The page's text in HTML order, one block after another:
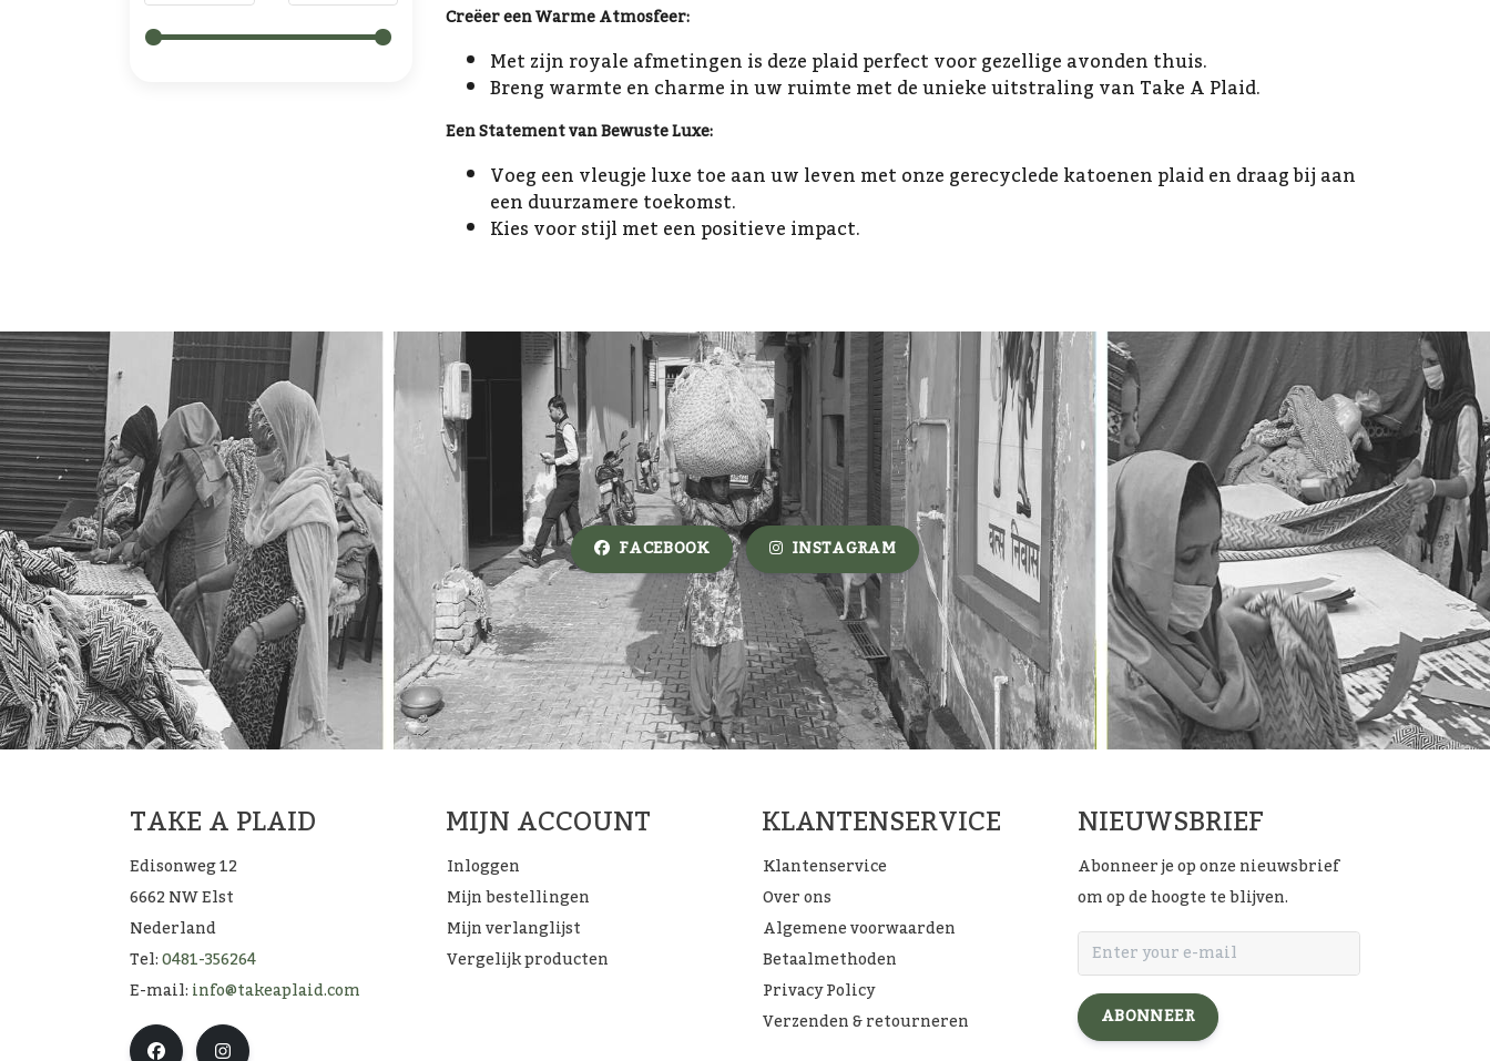
Creëer een Warme Atmosfeer:
Met zijn royale afmetingen is deze plaid perfect voor gezellige avonden thuis.
Breng warmte en charme in uw ruimte met de unieke uitstraling van Take A Plaid.
Een Statement van Bewuste Luxe:
Voeg een vleugje luxe toe aan uw leven met onze gerecyclede katoenen plaid en draag bij aan
een duurzamere toekomst.
Kies voor stijl met een positieve impact.
FACEBOOK INSTAGRAM
TAKE A PLAID
Edisonweg 12
6662 NW Elst
Nederland
Tel:0481-356264
E-mail:info@takeaplaid.com
MIJN ACCOUNT
Inloggen
Mijn bestellingen
Mijn verlanglijst
Vergelijk producten
KLANTENSERVICE
Klantenservice
Over ons
Algemene voorwaarden
Betaalmethoden
Privacy Policy
Verzenden & retourneren
NIEUWSBRIEF
Abonneer je op onze nieuwsbrief
om op de hoogte te blijven.
ABONNEER